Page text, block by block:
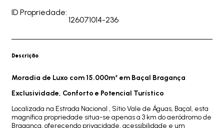
ID Propriedade:
126071014-236
Descrição
Moradia de Luxo com 15.000m² em Baçal Bragança
Exclusividade, Conforto e Potencial Turístico
Localizada na Estrada Nacional , Sítio Vale de Águas, Baçal, esta
magnífica propriedade situa-se apenas a 3 km do aeródromo de
Bragança, oferecendo privacidade, acessibilidade e um